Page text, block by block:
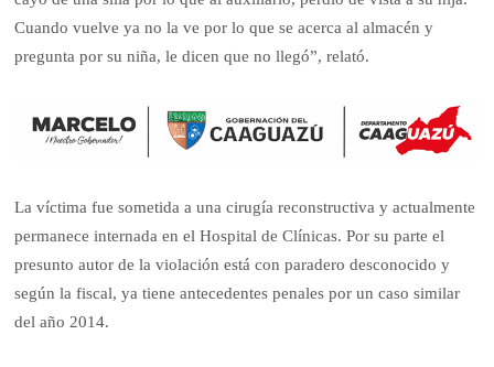
Cuando vuelve ya no la ve por lo que se acerca al almacén y
pregunta por su niña, le dicen que no llegó”, relató.
La víctima fue sometida a una cirugía reconstructiva y actualmente
permanece internada en el Hospital de Clínicas. Por su parte el
presunto autor de la violación está con paradero desconocido y
según la fiscal, ya tiene antecedentes penales por un caso similar
del año 2014.